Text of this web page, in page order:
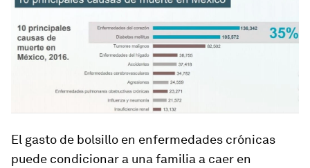
El gasto de bolsillo en enfermedades crónicas
puede condicionar a una familia a caer en